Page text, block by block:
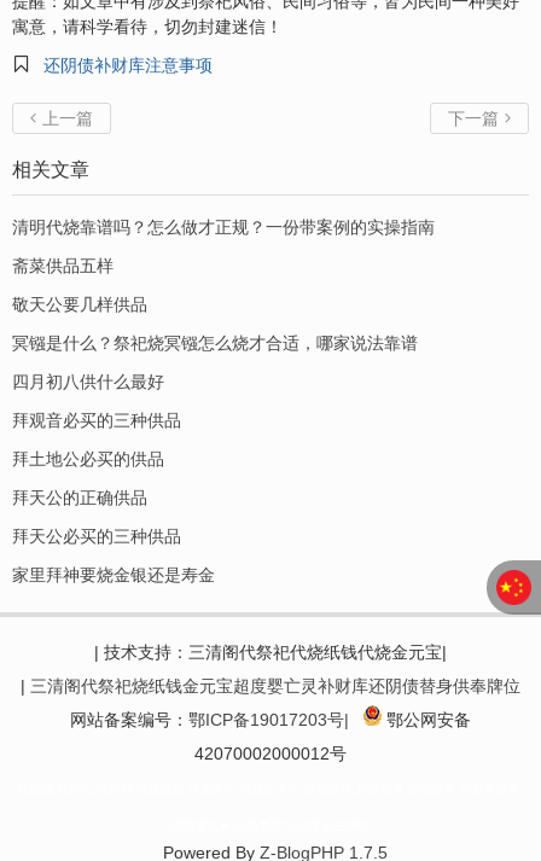
寓意，请科学看待，切勿封建迷信！

还阴债补财库注意事项
 上一篇 下一篇 
相关文章
清明代烧靠谱吗？怎么做才正规？一份带案例的实操指南
斋菜供品五样
敬天公要几样供品
冥镪是什么？祭祀烧冥镪怎么烧才合适，哪家说法靠谱
四月初八供什么最好
拜观音必买的三种供品
拜土地公必买的供品
拜天公的正确供品
拜天公必买的三种供品
家里拜神要烧金银还是寿金
| 技术支持：三清阁代祭祀代烧纸钱代烧金元宝|
| 三清阁代祭祀烧纸钱金元宝超度婴亡灵补财库还阴债替身供奉牌位
网站备案编号： 鄂ICP备19017203号|
鄂公网安备
42070002000012号
Powered By Z-BlogPHP 1.7.5